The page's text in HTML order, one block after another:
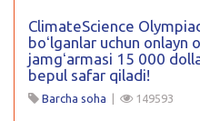
ClimateScience
boʻlganlar uchun
jamgʻarmasi 15 000
bepul safar qiladi!
Barcha soha | 149593